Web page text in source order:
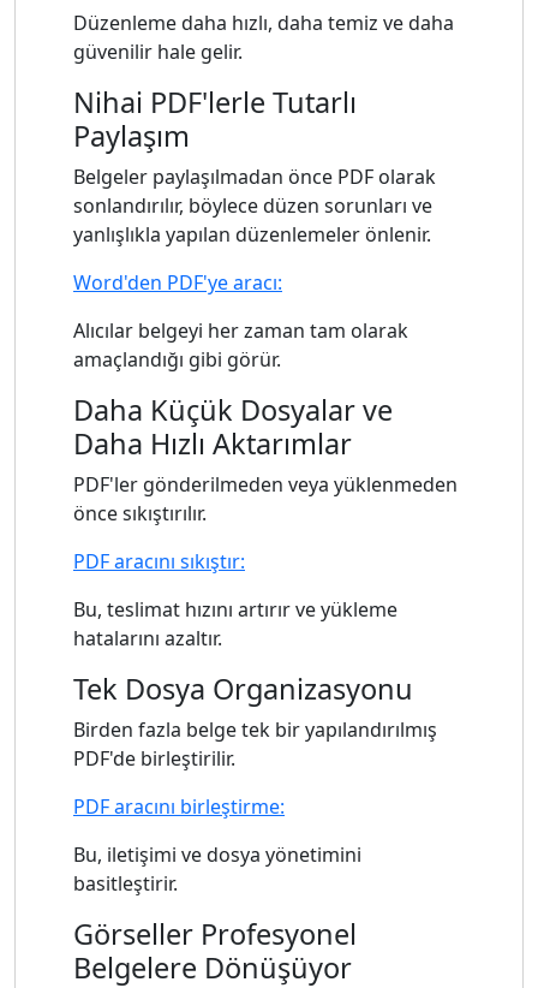
Düzenleme daha hızlı, daha temiz ve daha
güvenilir hale gelir.
Nihai PDF'lerle Tutarlı
Paylaşım
Belgeler paylaşılmadan önce PDF olarak
sonlandırılır, böylece düzen sorunları ve
yanlışlıkla yapılan düzenlemeler önlenir.
Word'den PDF'ye aracı:
Alıcılar belgeyi her zaman tam olarak
amaçlandığı gibi görür.
Daha Küçük Dosyalar ve
Daha Hızlı Aktarımlar
PDF'ler gönderilmeden veya yüklenmeden
önce sıkıştırılır.
PDF aracını sıkıştır:
Bu, teslimat hızını artırır ve yükleme
hatalarını azaltır.
Tek Dosya Organizasyonu
Birden fazla belge tek bir yapılandırılmış
PDF'de birleştirilir.
PDF aracını birleştirme:
Bu, iletişimi ve dosya yönetimini
basitleştirir.
Görseller Profesyonel
Belgelere Dönüşüyor